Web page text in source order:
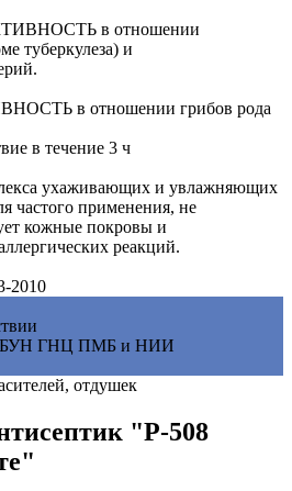
в отношении
туберкулеза) и
в отношении грибов рода
в течение 3 ч
ухаживающих и увлажняющих
частого применения, не
кожные покровы и
реакций.
2010
ГНЦ ПМБ и НИИ
отдушек
"Р-508